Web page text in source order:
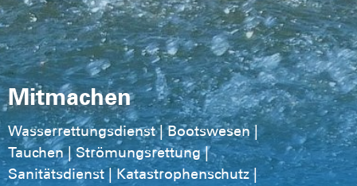
Mitmachen
Wasserrettungsdienst | Bootswesen |
Tauchen | Strömungsrettung |
Sanitätsdienst | Katastrophenschutz |